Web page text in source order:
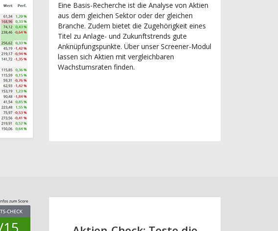
Eine Basis-Recherche ist die Analyse von Aktien
aus dem gleichen Sektor oder der gleichen
Branche. Zudem bietet die Zugehörigkeit eines
Titel zu Anlage- und Zukunftstrends gute
Anknüpfungspunkte. Über unser Screener-Modul
lassen sich Aktien mit vergleichbaren
Wachstumsraten finden.